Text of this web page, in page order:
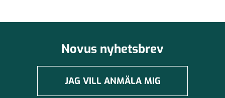
Novus nyhetsbrev
JAG VILL ANMÄLA MIG